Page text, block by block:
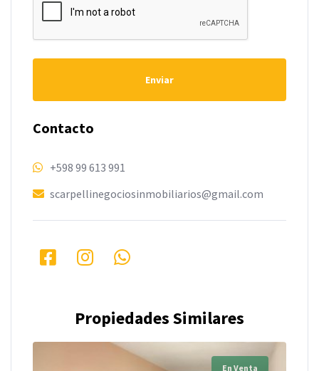
Enviar
Contacto
+598 99 613 991
scarpellinegociosinmobiliarios@gmail.com
Propiedades Similares
En Venta